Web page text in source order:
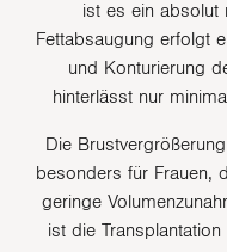
ist es ein absolut
Fettabsaugung erfolgt
und Konturierung
hinterlässt nur
Die
besonders für Frauen,
geringe
ist die